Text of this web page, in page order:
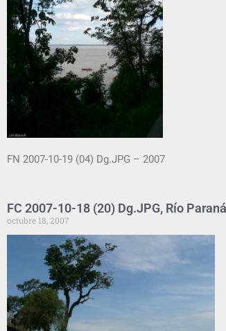
FN 2007-10-19 (04) Dg.JPG – 2007
FC 2007-10-18 (20) Dg.JPG, Río
octubre 18, 2007